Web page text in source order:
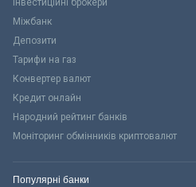
Інвестиційні брокери
Міжбанк
Депозити
Тарифи на газ
Конвертер валют
Кредит онлайн
Народний рейтинг банків
Моніторинг обмінників криптовалют
Популярні банки